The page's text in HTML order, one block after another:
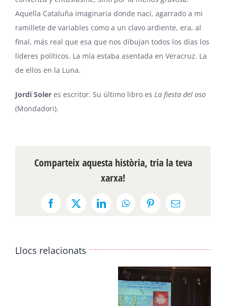
Aquella Cataluña imaginaria donde nací, agarrado a mi
ramillete de variables como a un clavo ardiente, era, al
final, más real que esa que nos dibujan todos los días los
líderes políticos. La mía estaba asentada en Veracruz. La
de ellos en la Luna.
Jordi Soler es escritor. Su último libro es La fiesta del oso
(Mondadori).
Comparteix aquesta història, tria la teva
xarxa!
Facebook
X LinkedInWhatsAppPinterestEmail:
Llocs relacionats